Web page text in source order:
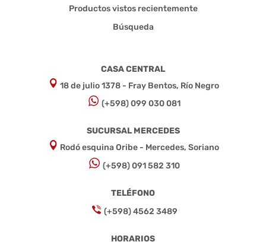
Productos vistos recientemente
Búsqueda
CASA CENTRAL
18 de julio 1378 - Fray Bentos, Río Negro
(+598) 099 030 081
SUCURSAL MERCEDES
Rodó esquina Oribe - Mercedes, Soriano
(+598) 091 582 310
TELÉFONO
(+598) 4562 3489
HORARIOS